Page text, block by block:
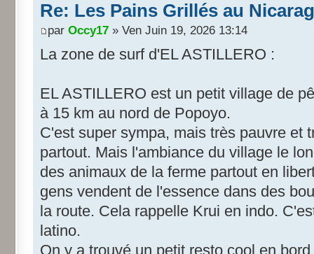
Re: Les Pains Grillés au
par Occy17 » Ven Juin 19, 2026 13:14
La zone de surf d'EL ASTILLERO :
EL ASTILLERO est un petit village de
à 15 km au nord de Popoyo.
C'est super sympa, mais très pauvre et
partout. Mais l'ambiance du village le
des animaux de la ferme partout en
gens vendent de l'essence dans des
la route. Cela rappelle Krui en indo.
latino.
On y a trouvé un petit resto cool en